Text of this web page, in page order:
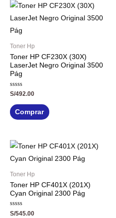
Toner Hp
Toner HP CF230X (30X)
LaserJet Negro Original 3500
Pág
Valorado
de
5
S/492.00
Comprar
Toner Hp
Toner HP CF401X (201X)
Cyan Original 2300 Pág
Valorado
S/545.00